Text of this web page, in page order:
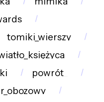
tomiki_wierszy
powrót_